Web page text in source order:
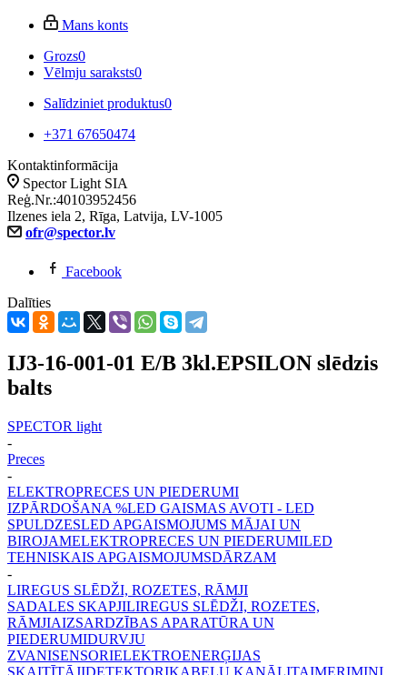
Mans konts
Grozs0
Vēlmju saraksts0
Salīdziniet produktus0
+371 67650474
Kontaktinformācija
Spector Light SIA
Reģ.Nr.:40103952456
Ilzenes iela 2, Rīga, Latvija, LV-1005
ofr@spector.lv
Facebook
Dalīties
IJ3-16-001-01 E/B 3kl.EPSILON slēdzis
balts
SPECTOR light
-
Preces
-
ELEKTROPRECES UN PIEDERUMI
IZPĀRDOŠANA %LED GAISMAS AVOTI - LED
SPULDZESLED APGAISMOJUMS MĀJAI UN
BIROJAMELEKTROPRECES UN PIEDERUMILED
TEHNISKAIS APGAISMOJUMSDĀRZAM
-
LIREGUS SLĒDŽI, ROZETES, RĀMJI
SADALES SKAPJILIREGUS SLĒDŽI, ROZETES,
RĀMJIAIZSARDZĪBAS APARATŪRA UN
PIEDERUMIDURVJU
ZVANISENSORIELEKTROENERĢIJAS
SKAITĪTĀJIDETEKTORIKABEĻU KANĀLITAIMERIMINI